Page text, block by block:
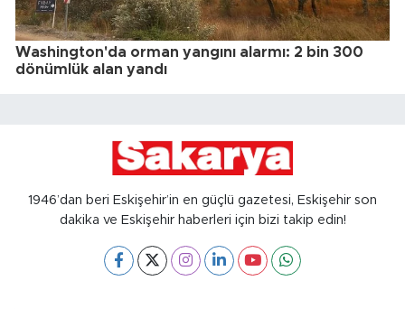
Washington'da orman yangını alarmı: 2 bin 300
dönümlük alan yandı
1946’dan beri Eskişehir’in en güçlü gazetesi, Eskişehir son
dakika ve Eskişehir haberleri için bizi takip edin!